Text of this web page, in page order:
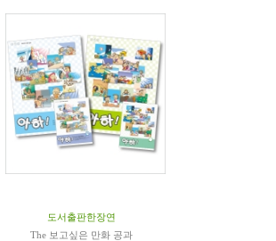
도서출판한장연
The 보고싶은 만화 공과